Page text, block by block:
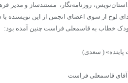
روزنامه‌نگار، مستندساز و مدیر
لوح از سوی اعضای انجمن از این نویسنده
خطاب به قاسمعلی فراست چنین آمده بود:
پاینده» ( سعدی)
آقای قاسمعلی فراست